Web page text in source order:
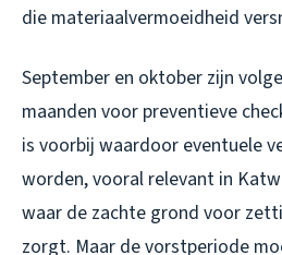
die materiaalvermoeidheid
September en oktober zijn
maanden voor preventieve
is voorbij waardoor eventuele
worden, vooral relevant in
waar de zachte grond voor
zorgt. Maar de vorstperiode